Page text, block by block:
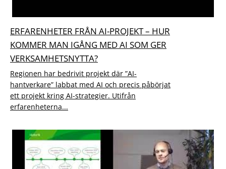
ERFARENHETER FRÅN AI-PROJEKT – HUR
KOMMER MAN IGÅNG MED AI SOM GER
VERKSAMHETSNYTTA?
Regionen har bedrivit projekt där ”AI-
hantverkare” labbat med AI och precis påbörjat
ett projekt kring AI-strategier. Utifrån
erfarenheterna...